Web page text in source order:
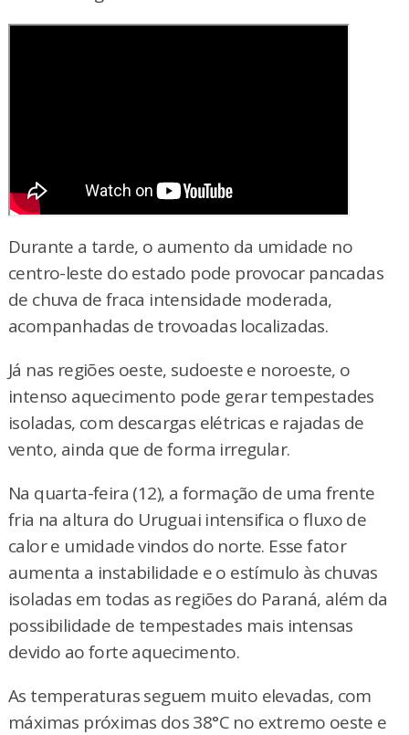
Durante a tarde, o aumento da umidade no
centro-leste do estado pode provocar pancadas
de chuva de fraca intensidade moderada,
acompanhadas de trovoadas localizadas.
Já nas regiões oeste, sudoeste e noroeste, o
intenso aquecimento pode gerar tempestades
isoladas, com descargas elétricas e rajadas de
vento, ainda que de forma irregular.
Na quarta-feira (12), a formação de uma frente
fria na altura do Uruguai intensifica o fluxo de
calor e umidade vindos do norte. Esse fator
aumenta a instabilidade e o estímulo às chuvas
isoladas em todas as regiões do Paraná, além da
possibilidade de tempestades mais intensas
devido ao forte aquecimento.
As temperaturas seguem muito elevadas, com
máximas próximas dos 38°C no extremo oeste e